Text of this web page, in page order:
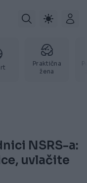
Praktična
žena
NSRS-a:
uvlačite